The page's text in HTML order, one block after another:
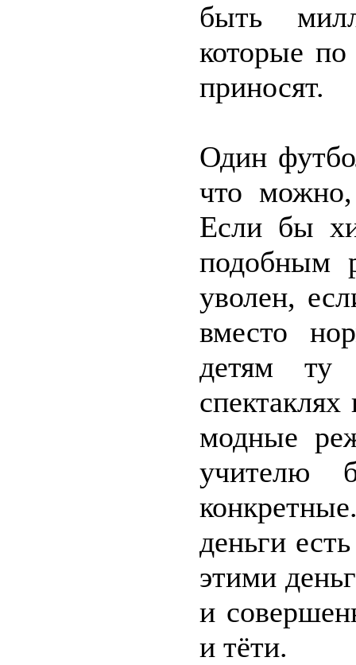
быть
которые
приносят.
Один
что
Если бы
подобным
уволен,
вместо
детям ту
модные
учителю
деньги
этими
и
и тёти.